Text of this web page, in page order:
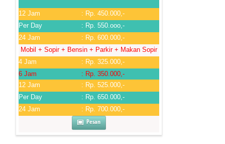
12 Jam
: Rp. 450.000,-
Per Day
: Rp. 550.ooo,-
24 Jam
: Rp. 600.000,-
Mobil + Sopir + Bensin + Parkir + Makan Sopir
4 Jam
: Rp. 325.000,-
6 Jam
: Rp. 350.000,-
12 Jam
: Rp. 525.000,-
Per Day
: Rp. 650.000,-
24 Jam
: Rp. 700.000,-
Pesan